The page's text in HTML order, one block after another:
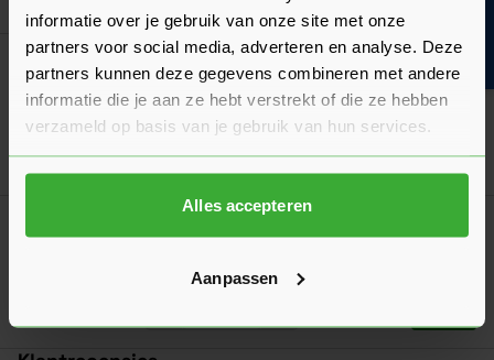
informatie over je gebruik van onze site met onze
partners voor social media, adverteren en analyse. Deze
partners kunnen deze gegevens combineren met andere
informatie die je aan ze hebt verstrekt of die ze hebben
verzameld op basis van je gebruik van hun services.
Alles accepteren
Aanpassen
Weekamp High Performance Scharnier
89x89 mm
Verkrijgbaar in 3 varianten
Vanaf9,00per stuk Ga